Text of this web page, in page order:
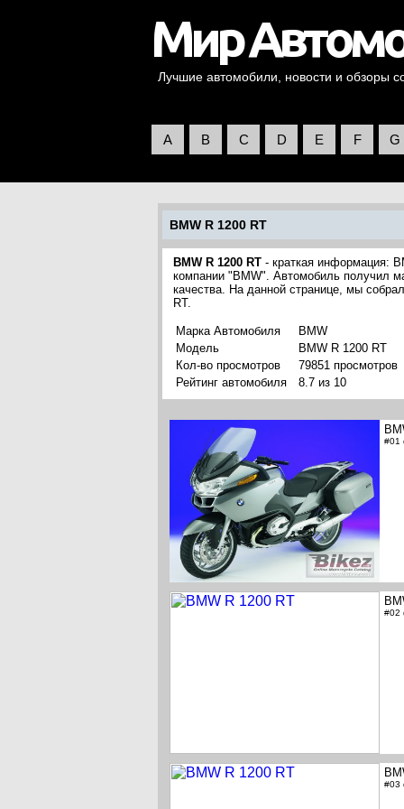
Лучшие автомобили, новости и обзоры
A B C D E F G
BMW R 1200 RT
BMW R 1200 RT - краткая информация:
компании "BMW". Автомобиль получил
качества. На данной странице, мы
RT.
Марка Автомобиля
BMW
Модель
BMW R 1200 RT
Кол-во просмотров
79851 просмотров
Рейтинг автомобиля
8.7 из 10
#01
#02
#03